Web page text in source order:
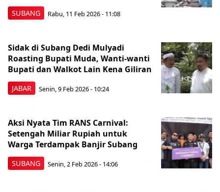
SUBANG Rabu, 11 Feb 2026 - 11:08
JABAR
Sidak di Subang Dedi Mulyadi
Roasting Bupati Muda, Wanti-wanti
Bupati dan Walkot Lain Kena Giliran
Senin, 9 Feb 2026 - 10:24
SUBANG
Aksi Nyata Tim RANS Carnival:
Setengah Miliar Rupiah untuk
Warga Terdampak Banjir Subang
Senin, 2 Feb 2026 - 14:06